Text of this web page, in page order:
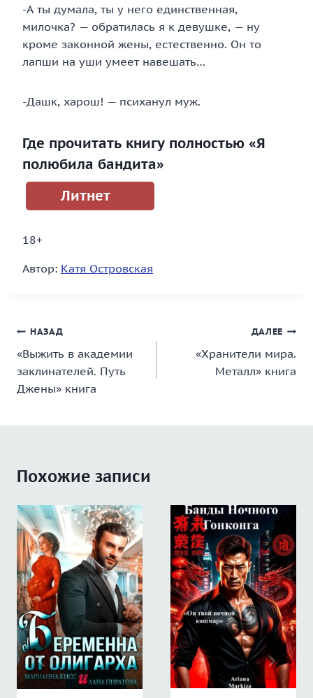
-А ты думала, ты у него единственная,
милочка? — обратилась я к девушке, — ну
кроме законной жены, естественно. Он то
лапши на уши умеет навешать…
-Дашк, харош! — психанул муж.
Где прочитать книгу полностью «Я
полюбила бандита»
Литнет
18+
Автор: Катя Островская
Навигация
по
записям
НАЗАД
«Выжить в академии
заклинателей. Путь
Джены» книга
ДАЛЕЕ
«Хранители мира.
Металл» книга
Похожие записи